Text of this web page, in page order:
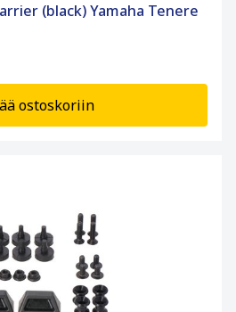
(black) Yamaha Tenere
ostoskoriin